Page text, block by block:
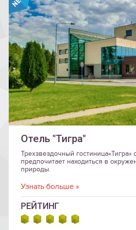
Отель "Тигра"
Трехзвездочный гостиница«Тигра»
предпочитает находиться в
природы.
Узнать больше »
РЕЙТИНГ